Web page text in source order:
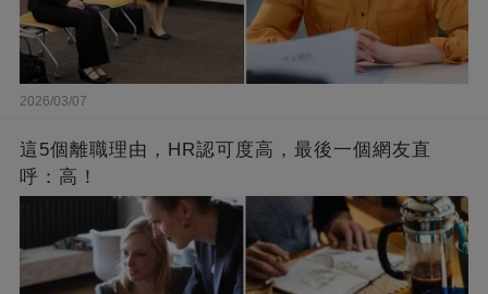
2026/03/07
這5個離職理由，HR認可度高，最後一個網友直
呼：高！